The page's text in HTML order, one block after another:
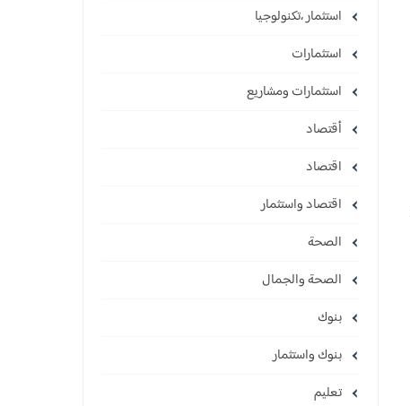
استثمار ،تكنولوجيا
استثمارات
استثمارات ومشاريع
أقتصاد
اقتصاد
اقتصاد واستثمار
الصحة
الصحة والجمال
بنوك
بنوك واستثمار
تعليم